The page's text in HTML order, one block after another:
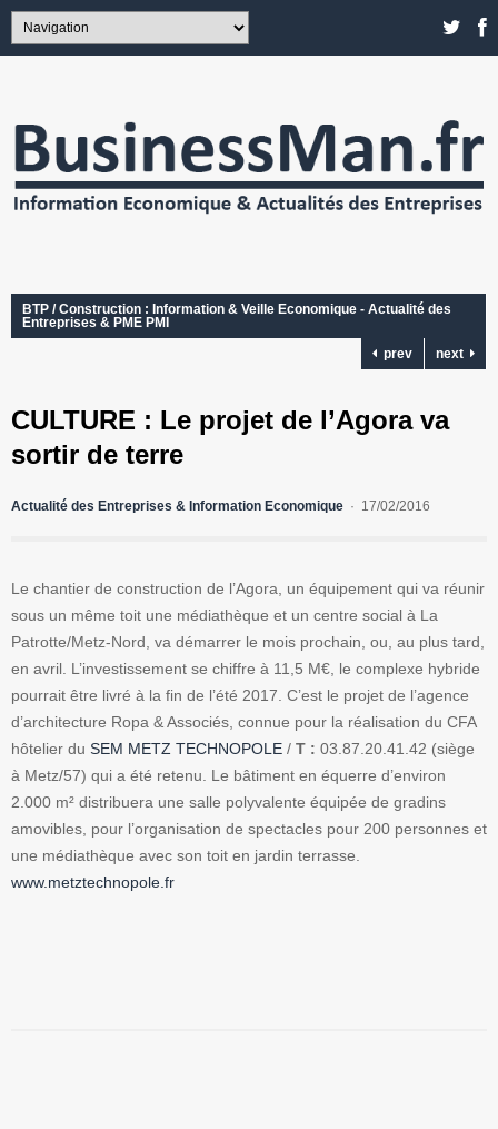
BTP / Construction : Information & Veille Economique - Actualité des
Entreprises & PME PMI
prev
next
CULTURE : Le projet de l’Agora va
sortir de terre
Actualité des Entreprises & Information Economique 17/02/2016
Le chantier de construction de l’Agora, un équipement qui va réunir
sous un même toit une médiathèque et un centre social à La
Patrotte/Metz-Nord, va démarrer le mois prochain, ou, au plus tard,
en avril. L’investissement se chiffre à 11,5 M€, le complexe hybride
pourrait être livré à la fin de l’été 2017. C’est le projet de l’agence
d’architecture Ropa & Associés, connue pour la réalisation du CFA
hôtelier du SEM METZ TECHNOPOLE / T : 03.87.20.41.42 (siège
à Metz/57) qui a été retenu. Le bâtiment en équerre d’environ
2.000 m² distribuera une salle polyvalente équipée de gradins
amovibles, pour l’organisation de spectacles pour 200 personnes et
une médiathèque avec son toit en jardin terrasse.
www.metztechnopole.fr